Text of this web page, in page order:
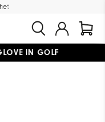
IN GOLF